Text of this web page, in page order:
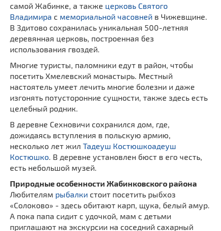
самой Жабинке, а также церковь Святого
Владимира с мемориальной часовней в Чижевщине.
В Здитово сохранилась уникальная 500-летняя
деревянная церковь, построенная без
использования гвоздей.
Многие туристы, паломники едут в район, чтобы
посетить Хмелевский монастырь. Местный
настоятель умеет лечить многие болезни и даже
изгонять потусторонние сущности, также здесь есть
целебный родник.
В деревне Сехновичи сохранился дом, где,
дожидаясь вступления в польскую армию,
несколько лет жил Тадеуш Костюшкоадеуш
Костюшко . В деревне установлен бюст в его честь,
есть небольшой музей.
Природные особенности Жабинковского района
Любителям рыбалки стоит посетить рыбхоз
«Солоково» - здесь обитают карп, щука, белый амур.
А пока папа сидит с удочкой, мам с детьми
приглашают на экскурсии на соседний сахарный